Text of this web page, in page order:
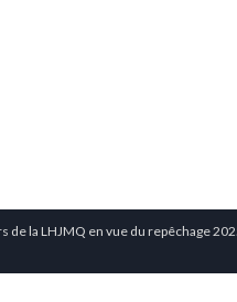
de la LHJMQ en vue du repêchage